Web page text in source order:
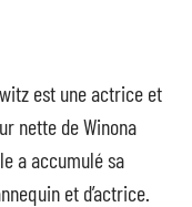
est une actrice et
nette de Winona
a accumulé sa
et d’actrice.